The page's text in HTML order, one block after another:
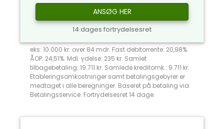
ANSØG HER
14 dages fortrydelsesret
eks: 10.000 kr. over 84 mdr. Fast debitorrente: 20,98%.
ÅOP: 24,51%. Mdl. ydelse: 235 kr. Samlet
tilbagebetaling: 19.711 kr. Samlede kreditomk.: 9.711 kr.
Etableringsomkostninger samt betalingsgebyrer er
medtaget i alle beregninger. Baseret på betaling via
Betalingsservice. Fortrydelsesret 14 dage.